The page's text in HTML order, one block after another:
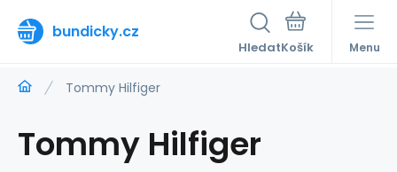
bundicky.cz
Hledat Menu
Tommy Hilfiger
Tommy Hilfiger